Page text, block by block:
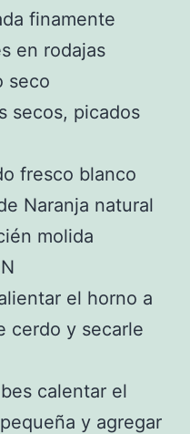
finamente
en rodajas
seco
secos, picados
fresco blanco
Naranja natural
molida
el horno a
cerdo y secarle
calentar el
y agregar